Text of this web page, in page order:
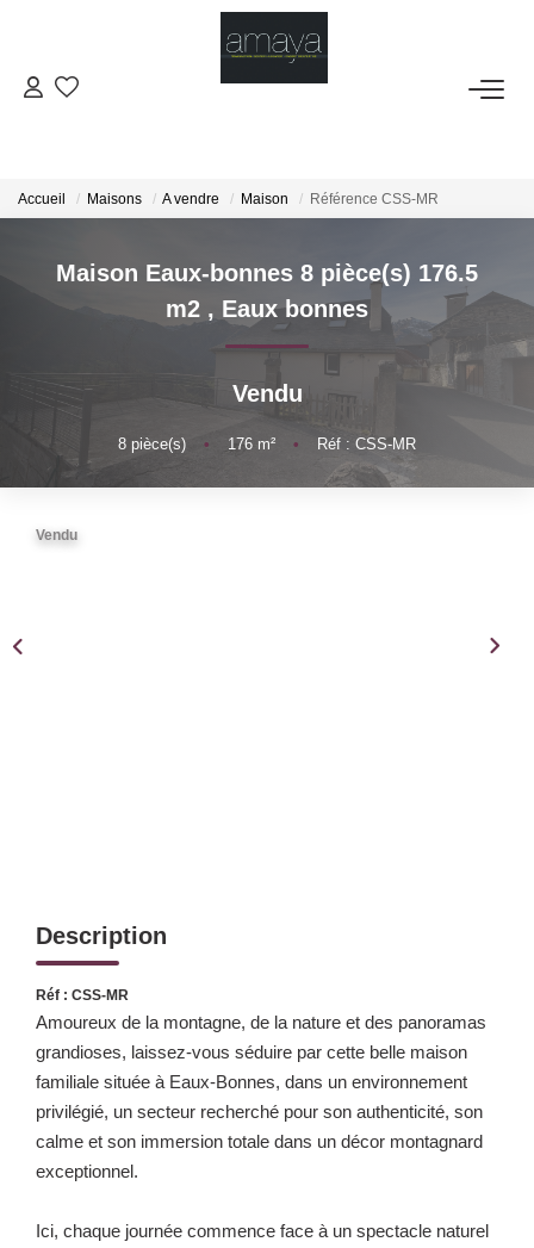
LOUER
GESTION
ESTIMATION
NOS AGENCES
Accueil Maisons A vendre Maison Référence CSS-MR
Maison Eaux-bonnes 8 pièce(s) 176.5
m2 , Eaux bonnes
Vendu
8 pièce(s) • 176 m² • Réf : CSS-MR
Vendu
Description
Réf : CSS-MR
Amoureux de la montagne, de la nature et des panoramas
grandioses, laissez-vous séduire par cette belle maison
familiale située à Eaux-Bonnes, dans un environnement
privilégié, un secteur recherché pour son authenticité, son
calme et son immersion totale dans un décor montagnard
exceptionnel.
Ici, chaque journée commence face à un spectacle naturel